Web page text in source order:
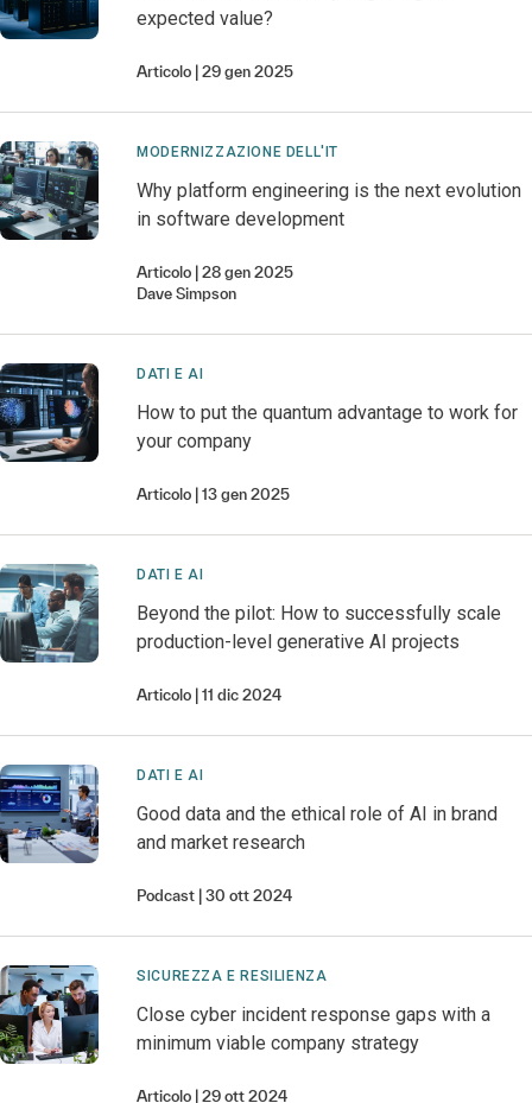
expected value?
Articolo 29 gen 2025
MODERNIZZAZIONE DELL'IT
Why platform engineering is the next evolution
in software development
Articolo
28 gen 2025
Dave Simpson
DATI E AI
How to put the quantum advantage to work for
your company
Articolo 13 gen 2025
DATI E AI
Beyond the pilot: How to successfully scale
production-level generative AI projects
Articolo 11 dic 2024
DATI E AI
Good data and the ethical role of AI in brand
and market research
Podcast 30 ott 2024
SICUREZZA E RESILIENZA
Close cyber incident response gaps with a
minimum viable company strategy
Articolo 29 ott 2024